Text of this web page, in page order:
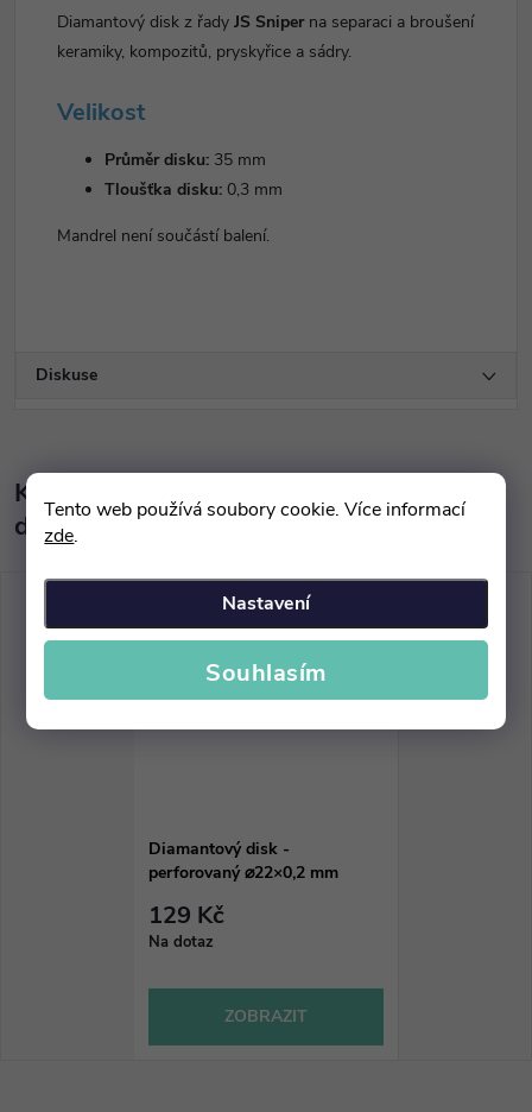
Tento web používá soubory cookie. Více informací
zde.
Nastavení
Souhlasím
Diamantový disk z řady JS Sniperna separaci a broušení
keramiky, kompozitů, pryskyřice a sádry.
Velikost
Průměr disku: 35 mm
Tloušťka disku: 0,3 mm
Mandrel není součástí balení.
Diskuse
K tomuto produktu
doporučujeme ještě dokoupit
Diamantový disk -
perforovaný ⌀22×0,2 mm
129 Kč
Na dotaz
ZOBRAZIT